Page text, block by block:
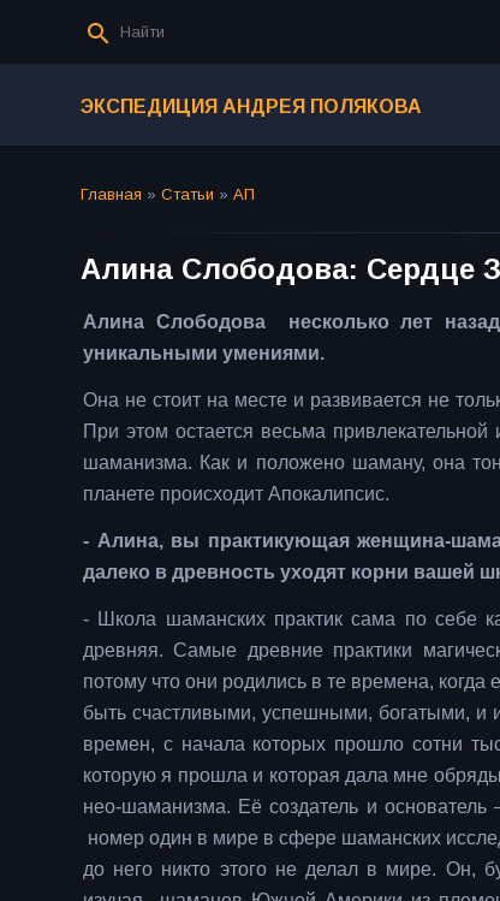
ЭКСПЕДИЦИЯ АНДРЕЯ ПОЛЯКОВА
Главная » Статьи » АП
Алина Слободова: Сердце
Алина Слободова несколько лет
уникальными умениями.
Она не стоит на месте и развивается не
При этом остается весьма
шаманизма. Как и положено шаману, она
планете происходит Апокалипсис.
- Алина, вы практикующая женщина-
далеко в древность уходят корни вашей
- Школа шаманских практик сама по себе
древняя. Самые древние практики
потому что они родились в те времена,
быть счастливыми, успешными, богатыми, и
времен, с начала которых прошло сотни
которую я прошла и которая дала мне
нео-шаманизма. Её создатель и
номер один в мире в сфере шаманских
до него никто этого не делал в мире. Он,